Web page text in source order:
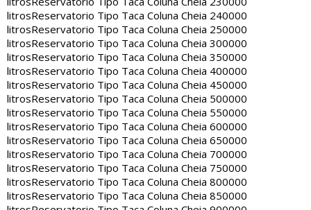
litrosReservatorio Tipo Taca Coluna Cheia 240000
litrosReservatorio Tipo Taca Coluna Cheia 250000
litrosReservatorio Tipo Taca Coluna Cheia 300000
litrosReservatorio Tipo Taca Coluna Cheia 350000
litrosReservatorio Tipo Taca Coluna Cheia 400000
litrosReservatorio Tipo Taca Coluna Cheia 450000
litrosReservatorio Tipo Taca Coluna Cheia 500000
litrosReservatorio Tipo Taca Coluna Cheia 550000
litrosReservatorio Tipo Taca Coluna Cheia 600000
litrosReservatorio Tipo Taca Coluna Cheia 650000
litrosReservatorio Tipo Taca Coluna Cheia 700000
litrosReservatorio Tipo Taca Coluna Cheia 750000
litrosReservatorio Tipo Taca Coluna Cheia 800000
litrosReservatorio Tipo Taca Coluna Cheia 850000